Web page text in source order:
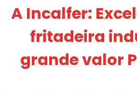
A Incalfer:
fritadeira
grande valor